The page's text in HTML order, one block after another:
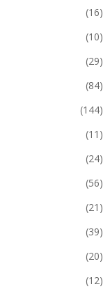
(16)
(10)
(29)
(84)
(144)
(11)
(24)
(56)
(21)
(39)
(20)
(12)